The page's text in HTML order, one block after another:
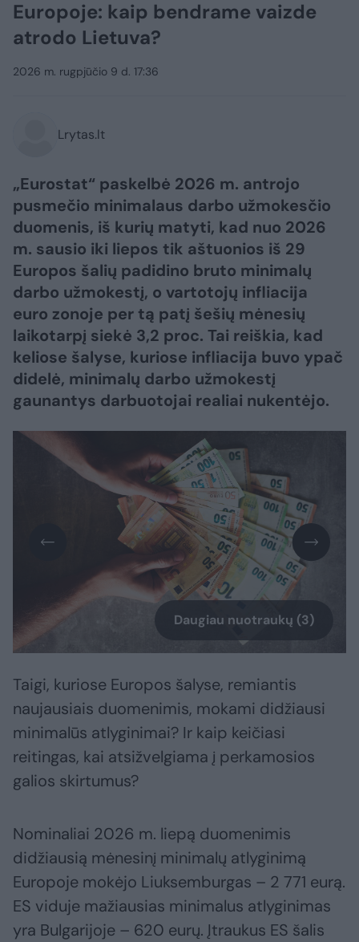
Europoje: kaip bendrame vaizde
atrodo Lietuva?
2026 m. rugpjūčio 9 d. 17:36
Lrytas.lt
„Eurostat“ paskelbė 2026 m. antrojo
pusmečio minimalaus darbo užmokesčio
duomenis, iš kurių matyti, kad nuo 2026
m. sausio iki liepos tik aštuonios iš 29
Europos šalių padidino bruto minimalų
darbo užmokestį, o vartotojų infliacija
euro zonoje per tą patį šešių mėnesių
laikotarpį siekė 3,2 proc. Tai reiškia, kad
keliose šalyse, kuriose infliacija buvo ypač
didelė, minimalų darbo užmokestį
gaunantys darbuotojai realiai nukentėjo.
Daugiau nuotraukų (3)
Taigi, kuriose Europos šalyse, remiantis
naujausiais duomenimis, mokami didžiausi
minimalūs atlyginimai? Ir kaip keičiasi
reitingas, kai atsižvelgiama į perkamosios
galios skirtumus?
Nominaliai 2026 m. liepą duomenimis
didžiausią mėnesinį minimalų atlyginimą
Europoje mokėjo Liuksemburgas – 2 771 eurą.
ES viduje mažiausias minimalus atlyginimas
yra Bulgarijoje – 620 eurų. Įtraukus ES šalis